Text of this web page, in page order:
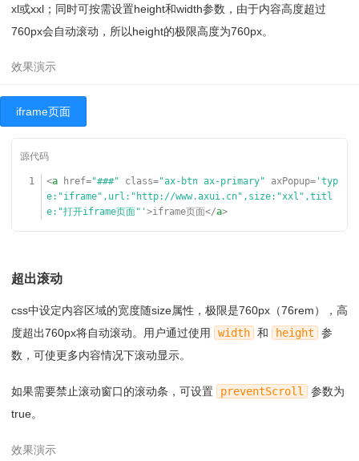
xl或xxl；同时可按需设置height和width参数，由于内容高度超过
760px会自动滚动，所以height的极限高度为760px。
iframe页面
1 <a href="###" class="ax-btn ax-primary" axPopup= 'typ
e:"iframe",url:" http://www.axui.cn",size:"xxl",titl
e:"打开iframe页面"'>iframe页面</a>
超出滚动
css中设定内容区域的宽度随size属性，极限是760px（76rem），高
度超出760px将自动滚动。用户通过使用
width 和 height
参
数，可使更多内容情况下滚动显示。
如果需要禁止滚动窗口的滚动条，可设置 preventScroll
参数为
true。